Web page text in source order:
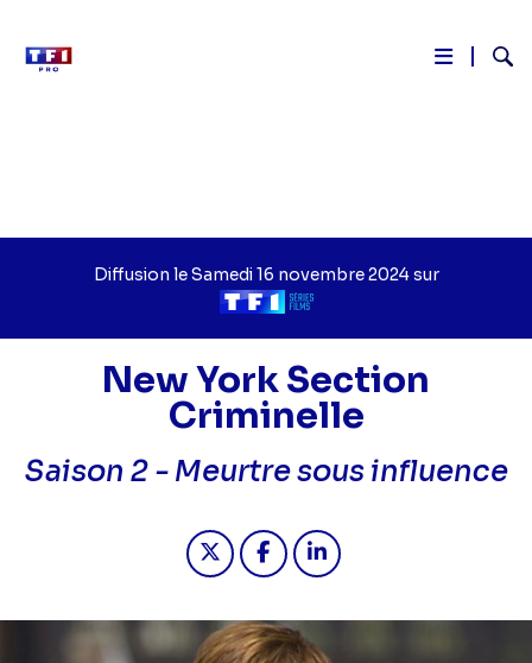
Diffusion leJour
Samedi 16 novembre 2024sur
Chaîne
New York Section
Criminelle
Saison 2 -Meurtre sous influence
Partager "2024-11-16 00:50 -
Partager "2024-11-16